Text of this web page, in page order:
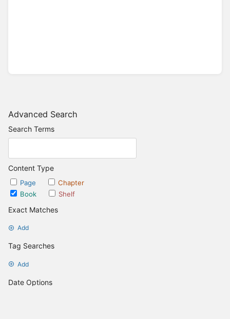
Advanced Search
Search Terms
Content Type
Page
Chapter
Book
Shelf
Exact Matches
Add
Tag Searches
Add
Date Options